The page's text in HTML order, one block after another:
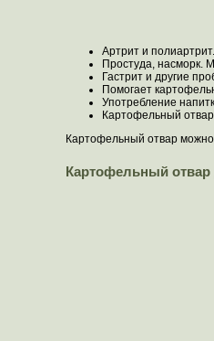
Артрит и
Простуда, насморк.
Гастрит и другие
Помогает
Употребление
Картофельный
Картофельный отвар
Картофельный